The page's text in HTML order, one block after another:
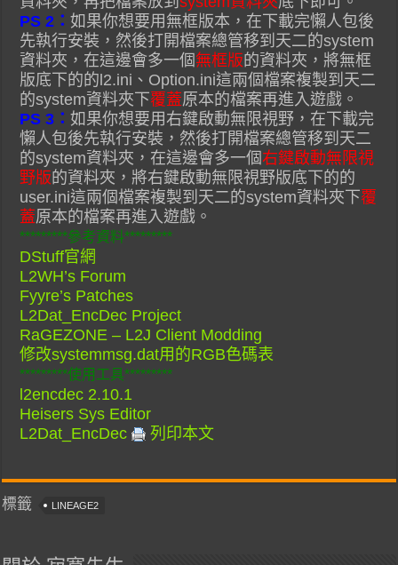
PS 2：如果你想要用無框版本，在下載完懶人包後
先執行安裝，然後打開檔案總管移到天二的system
資料夾，在這邊會多一個無框版的資料夾，將無框
版底下的的l2.ini、Option.ini這兩個檔案複製到天二
的system資料夾下覆蓋原本的檔案再進入遊戲。
PS 3：如果你想要用右鍵啟動無限視野，在下載完
懶人包後先執行安裝，然後打開檔案總管移到天二
的system資料夾，在這邊會多一個右鍵啟動無限視
野版的資料夾，將右鍵啟動無限視野版底下的的
user.ini這兩個檔案複製到天二的system資料夾下覆
蓋原本的檔案再進入遊戲。
*********參考資料*********
DStuff官網
L2WH’s Forum
Fyyre’s Patches
L2Dat_EncDec Project
RaGEZONE – L2J Client Modding
修改systemmsg.dat用的RGB色碼表
*********使用工具*********
l2encdec 2.10.1
Heisers Sys Editor
L2Dat_EncDec
列印本文
標籤 LINEAGE2